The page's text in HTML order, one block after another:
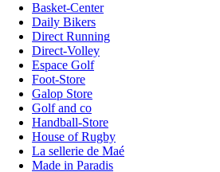
Basket-Center
Daily Bikers
Direct Running
Direct-Volley
Espace Golf
Foot-Store
Galop Store
Golf and co
Handball-Store
House of Rugby
La sellerie de Maé
Made in Paradis